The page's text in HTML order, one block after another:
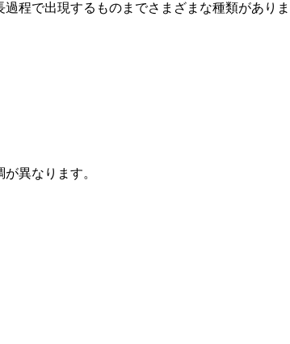
程で出現するものまでさまざまな種類があり
異なります。